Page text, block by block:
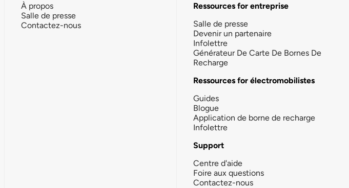
À propos
Salle de presse
Contactez-nous
Ressources for entreprise
Salle de presse
Devenir un partenaire
Infolettre
Générateur De Carte De Bornes De
Recharge
Ressources for électromobilistes
Guides
Blogue
Application de borne de recharge
Infolettre
Support
Centre d'aide
Foire aux questions
Contactez-nous